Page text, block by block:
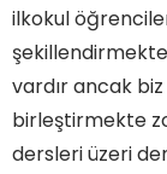
ilkokul
vardır ancak
birleştirmekte
dersleri üzeri